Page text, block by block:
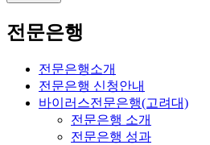
전문은행
전문은행소개
전문은행 신청안내
바이러스전문은행(고려대)
전문은행 소개
전문은행 성과